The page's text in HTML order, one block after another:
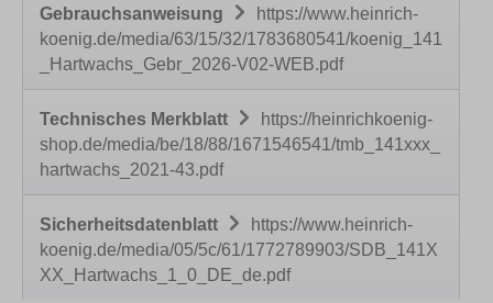
Gebrauchsanweisung
https://www.heinrich-
koenig.de/media/63/15/32/1783680541/koenig_141
_Hartwachs_Gebr_2026-V02-WEB.pdf
Technisches Merkblatt
https://heinrichkoenig-
shop.de/media/be/18/88/1671546541/tmb_141xxx_
hartwachs_2021-43.pdf
Sicherheitsdatenblatt
https://www.heinrich-
koenig.de/media/05/5c/61/1772789903/SDB_141X
XX_Hartwachs_1_0_DE_de.pdf